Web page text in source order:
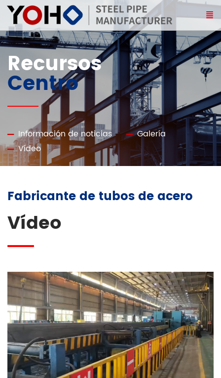
Recursos
Centro
Información de noticias
Galería
Vídeo
Fabricante de tubos de acero
Vídeo